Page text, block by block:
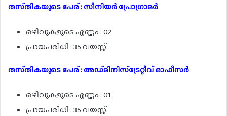
തസ്‌തികയുടെ പേര് : സീനിയർ പ്രോഗ്രാമർ
ഒഴിവുകളുടെ എണ്ണം : 02
പ്രായപരിധി : 35 വയസ്സ്.
തസ്‌തികയുടെ പേര് : അഡ്മിനിസ്ട്രേറ്റീവ് ഓഫീസർ
ഒഴിവുകളുടെ എണ്ണം : 01
പ്രായപരിധി : 35 വയസ്സ്.